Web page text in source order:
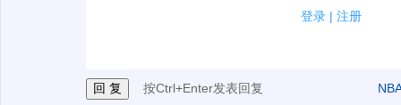
登录 | 注册
按Ctrl+Enter发表回复